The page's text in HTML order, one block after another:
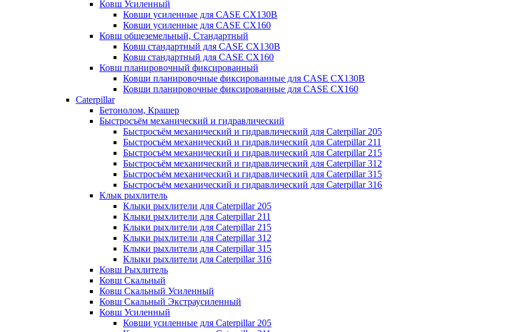
Ковш Усиленный
Ковши усиленные для CASE CX130B
Ковши усиленные для CASE CX160
Ковш общеземельный, Стандартный
Ковш стандартный для CASE CX130B
Ковш стандартный для CASE CX160
Ковш планировочный фиксированный
Ковши планировочные фиксированные для CASE CX130B
Ковши планировочные фиксированные для CASE CX160
Caterpillar
Бетонолом, Крашер
Быстросъём механический и гидравлический
Быстросъём механический и гидравлический для Caterpillar 205
Быстросъём механический и гидравлический для Caterpillar 211
Быстросъём механический и гидравлический для Caterpillar 215
Быстросъём механический и гидравлический для Caterpillar 312
Быстросъём механический и гидравлический для Caterpillar 315
Быстросъём механический и гидравлический для Caterpillar 316
Клык рыхлитель
Клыки рыхлители для Caterpillar 205
Клыки рыхлители для Caterpillar 211
Клыки рыхлители для Caterpillar 215
Клыки рыхлители для Caterpillar 312
Клыки рыхлители для Caterpillar 315
Клыки рыхлители для Caterpillar 316
Ковш Рыхлитель
Ковш Скальный
Ковш Скальный Усиленный
Ковш Скальный Экстраусиленный
Ковш Усиленный
Ковши усиленные для Caterpillar 205